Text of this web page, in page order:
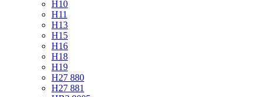
H10
H11
H13
H15
H16
H18
H19
H27 880
H27 881